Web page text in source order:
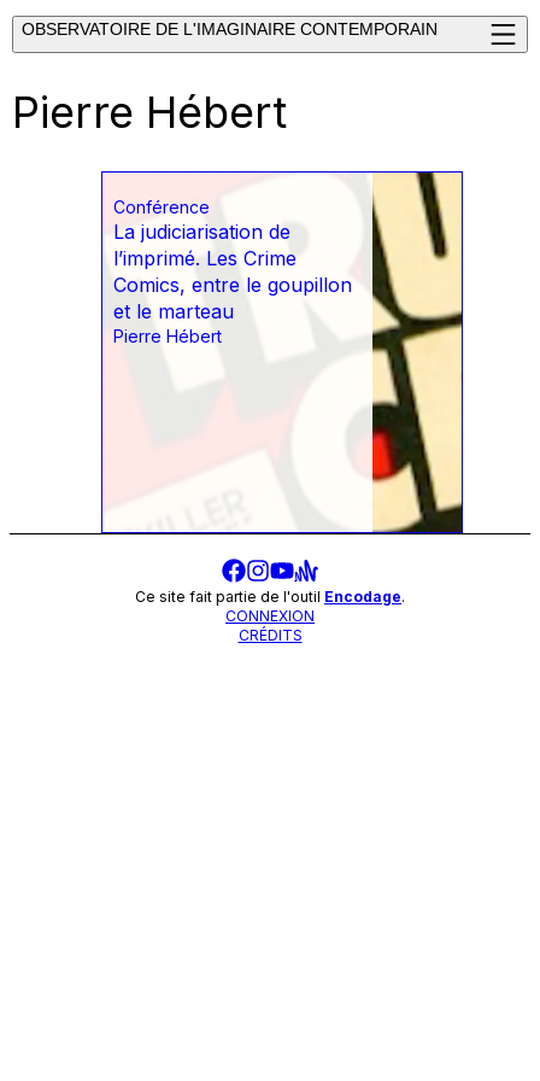
OBSERVATOIRE DE L'IMAGINAIRE CONTEMPORAIN
Pierre Hébert
Conférence
La judiciarisation de
l’imprimé. Les Crime
Comics, entre le goupillon
et le marteau
Pierre Hébert
Ce site fait partie de l'outil Encodage.
CONNEXION
CRÉDITS